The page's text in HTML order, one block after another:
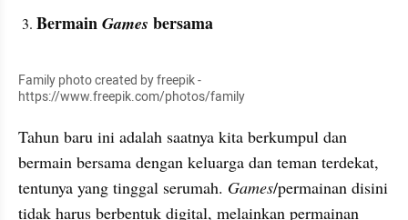
Bermain Games bersama
Family photo created by freepik -
https://www.freepik.com/photos/family
Tahun baru ini adalah saatnya kita berkumpul dan
bermain bersama dengan keluarga dan teman terdekat,
tentunya yang tinggal serumah. Games/permainan disini
tidak harus berbentuk digital, melainkan permainan